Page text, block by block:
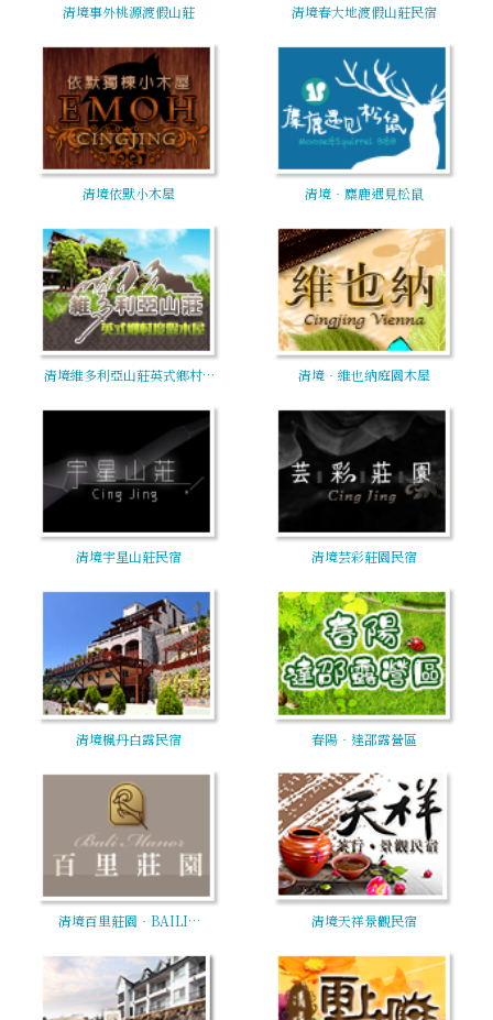
清境事外桃源渡假山莊 清境春大地渡假山莊民宿
清境依默小木屋 清境‧麋鹿遇見松鼠
清境維多利亞山莊英式鄉村… 清境‧維也納庭園木屋
清境宇星山莊民宿 清境芸彩莊園民宿
清境楓丹白露民宿 春陽‧達邵露營區
清境百里莊園‧BAILI… 清境天祥景觀民宿